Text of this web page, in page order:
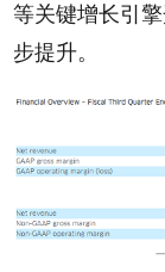
等关键增长引
步提升。